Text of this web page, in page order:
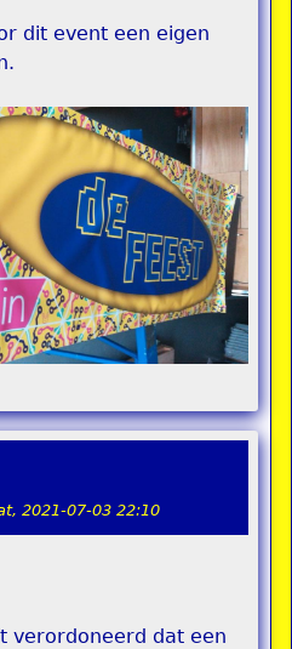
dit event een eigen
2021-07-03 22:10
verordoneerd dat een